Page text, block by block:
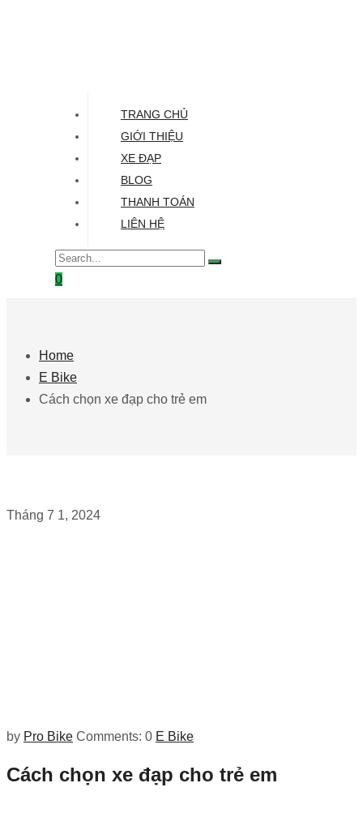
TRANG CHỦ
GIỚI THIỆU
XE ĐẠP
BLOG
THANH TOÁN
LIÊN HỆ
0
Home
E Bike
Cách chọn xe đạp cho trẻ em
Tháng 7 1, 2024
by Pro Bike Comments: 0 E Bike
Cách chọn xe đạp cho trẻ em